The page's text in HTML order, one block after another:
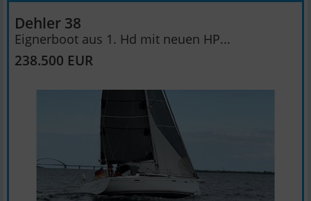
Dehler 38
Eignerboot aus 1. Hd mit neuen HP...
238.500 EUR